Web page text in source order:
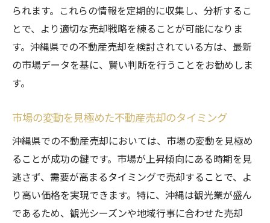
られます。これらの情報を定期的に収集し、分析するこ
とで、より適切な売却戦略を練ることが可能になりま
す。沖縄県での不動産売却を検討されている方は、最新
の市場データを基に、賢い判断を行うことをお勧めしま
す。
市場の変動を見極めた不動産売却のタイミング
沖縄県での不動産売却においては、市場の変動を見極め
ることが成功の鍵です。市場が上昇傾向にある時期を見
逃さず、需要が高まるタイミングで売却することで、よ
り高い価格を実現できます。特に、沖縄は観光業が盛ん
であるため、観光シーズンや地域行事に合わせた売却